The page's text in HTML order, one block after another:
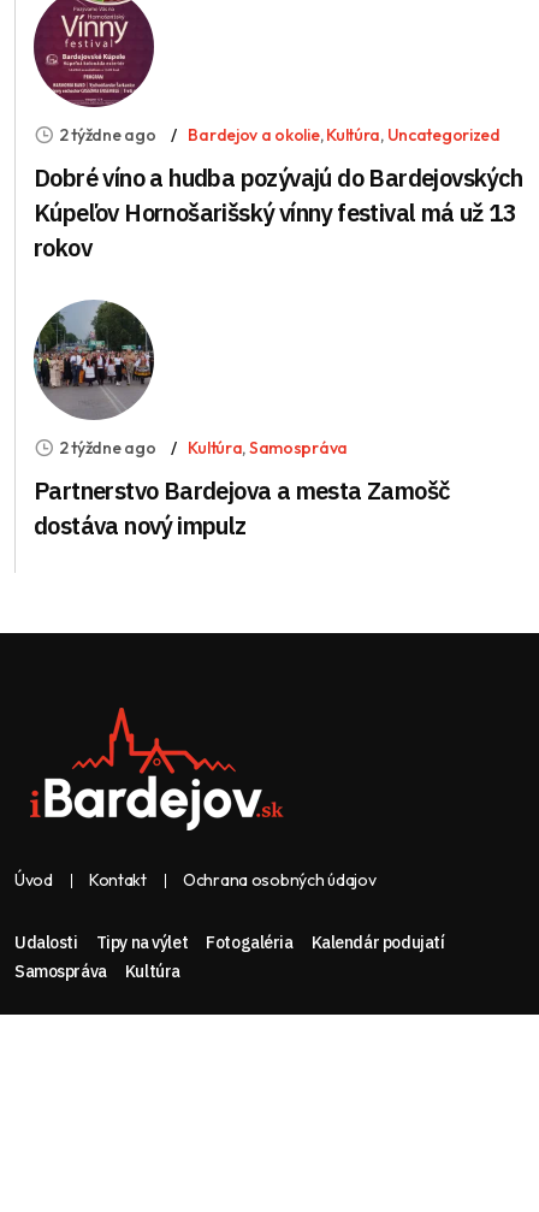
2 týždne ago Bardejov a okolie,Kultúra, Uncategorized
Dobré víno a hudba pozývajú do Bardejovských
Kúpeľov Hornošarišský vínny festival má už 13
rokov
2 týždne ago Kultúra,Samospráva
Partnerstvo Bardejova a mesta Zamošč
dostáva nový impulz
Úvod Kontakt Ochrana osobných údajov
Udalosti Tipy na výlet Fotogaléria
Kalendár podujatí
Samospráva
Kultúra